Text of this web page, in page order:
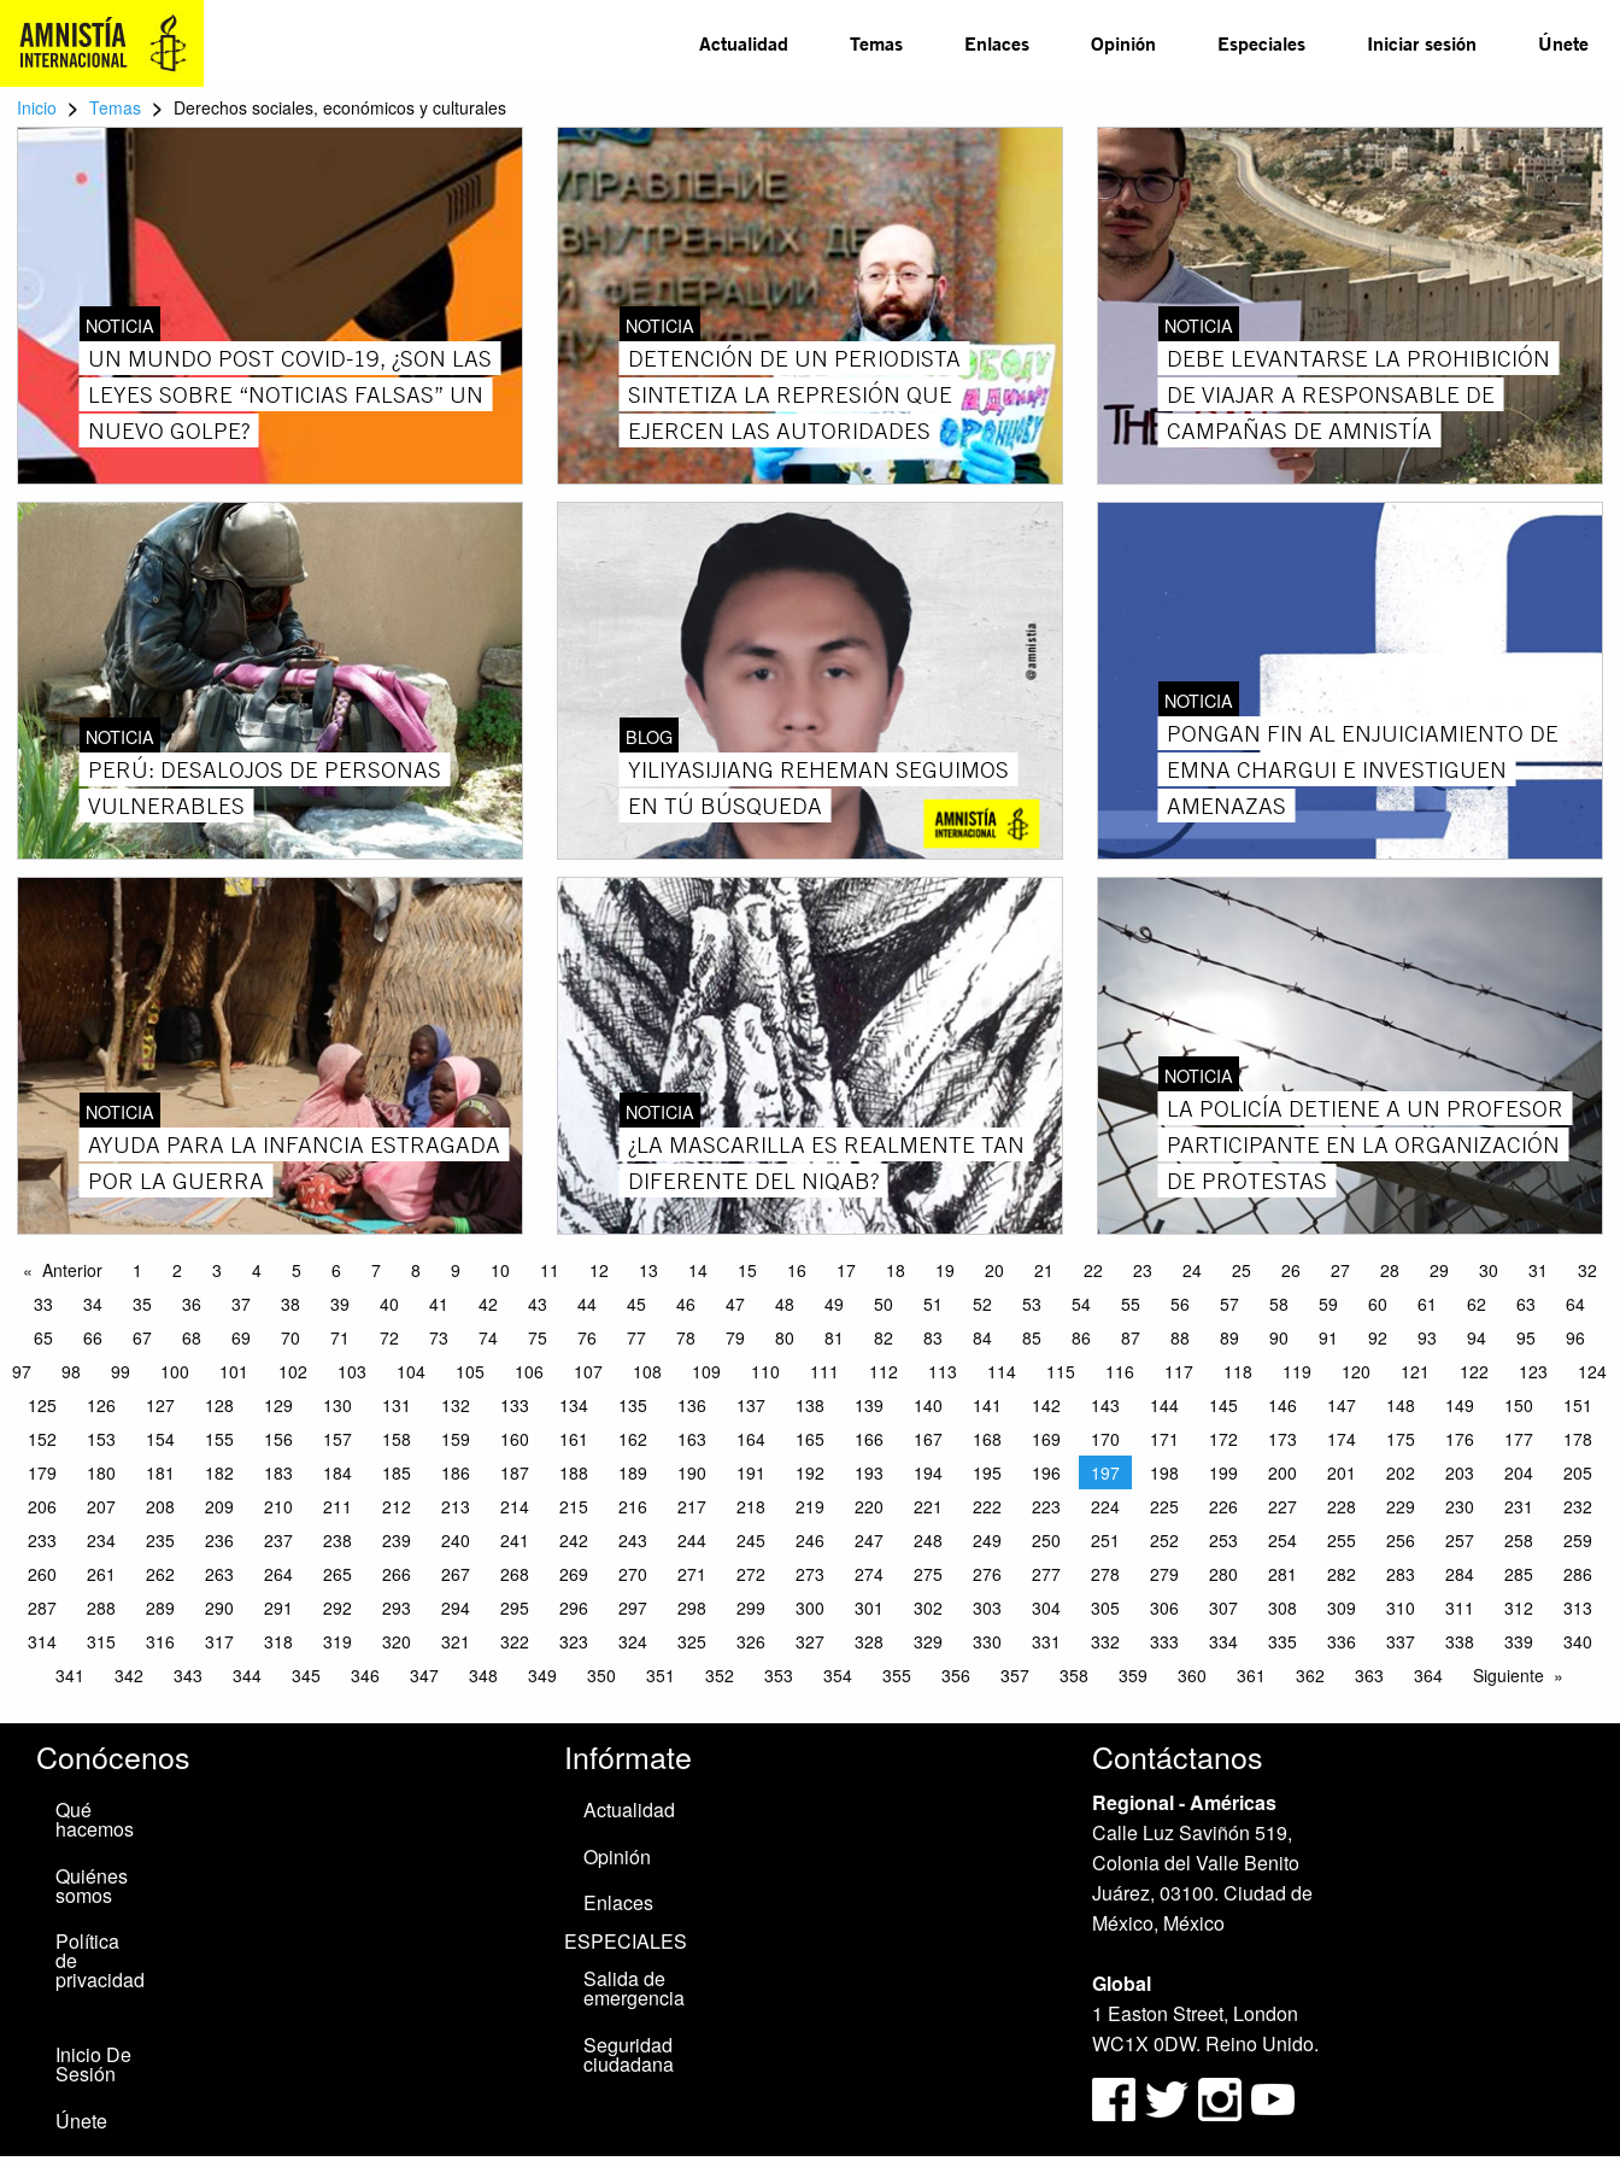
Actualidad Temas Enlaces Opinión Especiales Iniciar sesión Únete
Inicio > Temas > Derechos sociales, económicos y culturales
NOTICIA
UN MUNDO POST COVID-19, ¿SON LAS
LEYES SOBRE “NOTICIAS FALSAS” UN
NUEVO GOLPE?
NOTICIA
DETENCIÓN DE UN PERIODISTA
SINTETIZA LA REPRESIÓN QUE
EJERCEN LAS AUTORIDADES
NOTICIA
DEBE LEVANTARSE LA PROHIBICIÓN
DE VIAJAR A RESPONSABLE DE
CAMPAÑAS DE AMNISTÍA
NOTICIA
PERÚ: DESALOJOS DE PERSONAS
VULNERABLES
BLOG
YILIYASIJIANG REHEMAN SEGUIMOS
EN TÚ BÚSQUEDA
NOTICIA
PONGAN FIN AL ENJUICIAMIENTO DE
EMNA CHARGUI E INVESTIGUEN
AMENAZAS
NOTICIA
AYUDA PARA LA INFANCIA ESTRAGADA
POR LA GUERRA
NOTICIA
¿LA MASCARILLA ES REALMENTE TAN
DIFERENTE DEL NIQAB?
NOTICIA
LA POLICÍA DETIENE A UN PROFESOR
PARTICIPANTE EN LA ORGANIZACIÓN
DE PROTESTAS
Anterior 1 2 3 4 5 6 7 8 9 10 11 12 13 14 15 16 17 18 19 20 21 22 23 24 25 26 27 28 29 30 31
32
33
34 35 36 37 38 39 40 41 42 43 44 45 46 47 48 49 50 51 52 53 54 55 56 57 58 59 60 61 62 63
64
65
66 67 68 69 70 71 72 73 74 75 76 77 78 79 80 81 82 83 84 85 86 87 88 89 90 91 92 93 94 95
96
97
98 99 100 101 102 103 104 105 106 107 108 109 110 111 112 113 114 115 116 117 118 119 120 121 122 123
124
125
126 127 128 129 130 131 132 133 134 135 136 137 138 139 140 141 142 143 144 145 146 147 148 149 150
151
152
153 154 155 156 157 158 159 160 161 162 163 164 165 166 167 168 169 170 171 172 173 174 175 176 177
178
179
180 181 182 183 184 185 186 187 188 189 190 191 192 193 194 195 196 197 198 199 200 201 202 203 204
205
206
207 208 209 210 211 212 213 214 215 216 217 218 219 220 221 222 223 224 225 226 227 228 229 230 231
232
233
234 235 236 237 238 239 240 241 242 243 244 245 246 247 248 249 250 251 252 253 254 255 256 257 258
259
260
261 262 263 264 265 266 267 268 269 270 271 272 273 274 275 276 277 278 279 280 281 282 283 284 285
286
287
288 289 290 291 292 293 294 295 296 297 298 299 300 301 302 303 304 305 306 307 308 309 310 311 312
313
314
315 316 317 318 319 320 321 322 323 324 325 326 327 328 329 330 331 332 333 334 335 336 337 338 339
340
341
342 343 344 345 346 347 348 349 350 351 352 353 354 355 356 357 358 359 360 361 362 363 364 Siguiente
Conócenos
Qué
hacemos
Quiénes
somos
Política
de
privacidad
Inicio De
Sesión
Únete
Infórmate
Actualidad
Opinión
Enlaces
ESPECIALES
Salida de
emergencia
Seguridad
ciudadana
Contáctanos
Regional - Américas
Calle Luz Saviñón 519,
Colonia del Valle Benito
Juárez, 03100. Ciudad de
México, México
Global
1 Easton Street, London
WC1X 0DW. Reino Unido.